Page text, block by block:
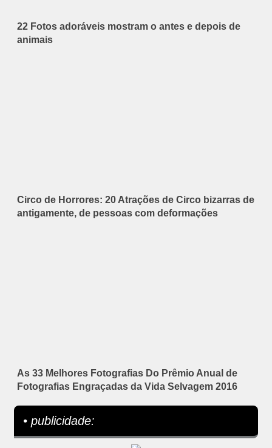
22 Fotos adoráveis mostram o antes e depois de
animais
Circo de Horrores: 20 Atrações de Circo bizarras de
antigamente, de pessoas com deformações
As 33 Melhores Fotografias Do Prêmio Anual de
Fotografias Engraçadas da Vida Selvagem 2016
• publicidade: